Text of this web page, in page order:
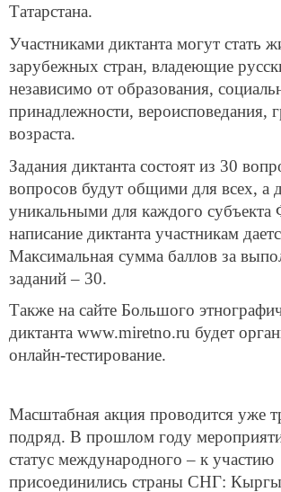
Татарстана.
Участниками диктанта могут стать
зарубежных стран, владеющие
независимо от образования,
принадлежности, вероисповедания,
возраста.
Задания диктанта состоят из 30
вопросов будут общими для всех, а
уникальными для каждого субъекта
написание диктанта участникам
Максимальная сумма баллов за
заданий – 30.
Также на сайте Большого
диктанта www.miretno.ru будет
онлайн-тестирование.
Масштабная акция проводится уже
подряд. В прошлом году
статус международного – к участию
присоединились страны СНГ: